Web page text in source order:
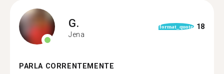
G.
Jena
format_quote 18
PARLA CORRENTEMENTE